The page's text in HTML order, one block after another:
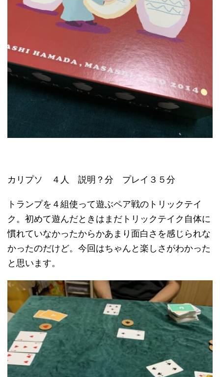
カリプソ ４人 説明？分 プレイ３５分
トランプを４組使って遊ぶペア戦のトリックテイ
ク。初めて遊んだときはまだトリックテイク自体に
慣れていなかったからかあまり面白さを感じられな
かったのだけど。今回はちゃんと楽しさがわかった
と思います。